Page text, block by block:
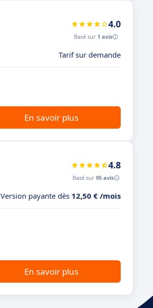
4.0
Basé sur 1 avis
Tarif sur demande
En savoir plus
4.8
Basé sur 95 avis
Version payante dès 12,50 € /mois
En savoir plus